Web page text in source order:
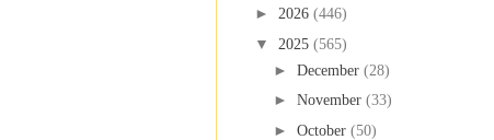
► 2026 (446)
▼ 2025 (565)
► December (28)
► November (33)
► October (50)